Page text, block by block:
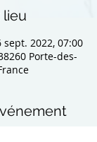
lieu
sept. 2022, 07:00
Porte-des-